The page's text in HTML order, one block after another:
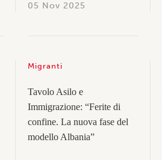
05 Nov 2025
Migranti
Tavolo Asilo e
Immigrazione: “Ferite di
confine. La nuova fase del
modello Albania”